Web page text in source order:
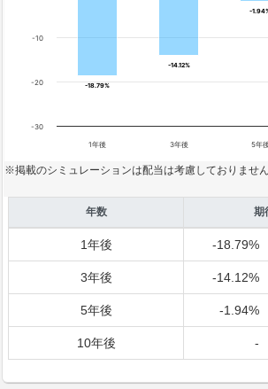
-18.79%
-18.79%
-14.12%
-14.12%
--
1年後 3年後 5年後
-30
-20
-10
※掲載のシミュレーションは配当は考慮しておりません
年数 期
1年後 -18.79%
3年後 -14.12%
5年後 -1.94%
10年後 -